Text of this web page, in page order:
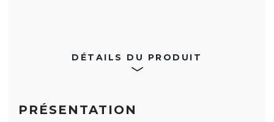
DÉTAILS DU PRODUIT
PRÉSENTATION